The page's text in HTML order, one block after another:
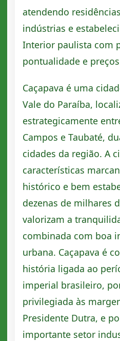
atendendo
indústrias e
Interior paulista com
pontualidade e
Caçapava é uma
Vale do Paraíba,
estrategicamente
Campos e Taubaté,
cidades da região. A
características
histórico e bem
dezenas de milhares
valorizam a
combinada com boa
urbana. Caçapava é
história ligada ao
imperial brasileiro,
privilegiada às
Presidente Dutra, e
importante setor